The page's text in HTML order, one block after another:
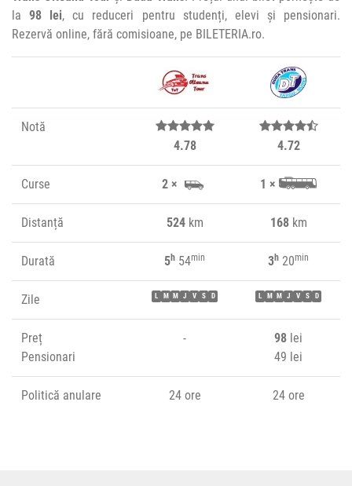
la98 lei, cu reduceri pentru studenți, elevi și pensionari.
Rezervă online, fără comisioane, pe BILETERIA.ro.
Notă
4.78
4.72
Curse 2 × 1 ×
Distanță 524km 168km
Durată 5h 54min 3h 20min
Zile L M M J V S D L M M J V S D
Preț
Pensionari
- 98 lei
49 lei
Politică anulare 24 ore 24 ore